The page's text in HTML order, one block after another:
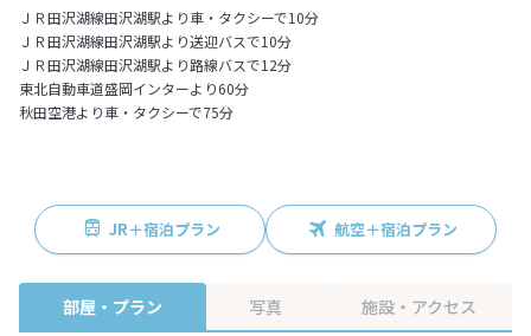
ＪＲ田沢湖線田沢湖駅より車・タクシーで10分
ＪＲ田沢湖線田沢湖駅より送迎バスで10分
ＪＲ田沢湖線田沢湖駅より路線バスで12分
東北自動車道盛岡インターより60分
秋田空港より車・タクシーで75分
JR＋宿泊プラン 航空＋宿泊プラン
部屋・プラン 写真 施設・アクセス